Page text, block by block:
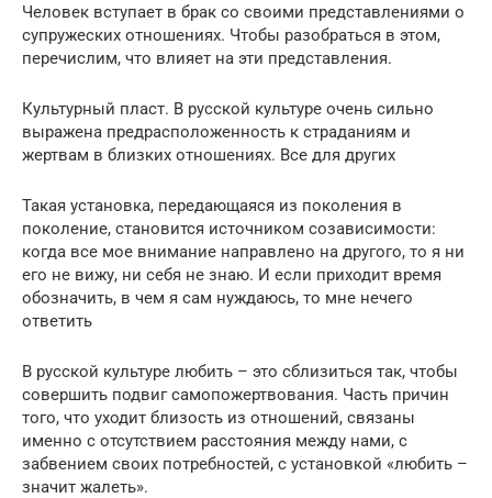
Человек вступает в брак со своими представлениями о
супружеских отношениях. Чтобы разобраться в этом,
перечислим, что влияет на эти представления.
Культурный пласт. В русской культуре очень сильно
выражена предрасположенность к страданиям и
жертвам в близких отношениях. Все для других
Такая установка, передающаяся из поколения в
поколение, становится источником созависимости:
когда все мое внимание направлено на другого, то я ни
его не вижу, ни себя не знаю. И если приходит время
обозначить, в чем я сам нуждаюсь, то мне нечего
ответить
В русской культуре любить – это сблизиться так, чтобы
совершить подвиг самопожертвования. Часть причин
того, что уходит близость из отношений, связаны
именно с отсутствием расстояния между нами, с
забвением своих потребностей, с установкой «любить –
значит жалеть».